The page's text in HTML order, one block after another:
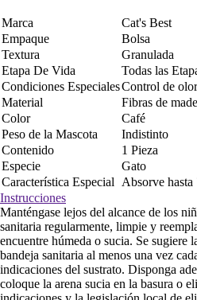
Marca
Cat's Best
Empaque
Bolsa
Textura
Granulada
Etapa De Vida
Todas las
Condiciones EspecialesControl de
Material
Fibras de
Color
Café
Peso de la Mascota
Indistinto
Contenido
1 Pieza
Especie
Gato
Característica Especial
Absorve hasta
Instrucciones
Manténgase lejos del alcance de los
sanitaria regularmente, limpie y
encuentre húmeda o sucia. Se sugiere
bandeja sanitaria al menos una vez
indicaciones del sustrato. Disponga
coloque la arena sucia en la basura o